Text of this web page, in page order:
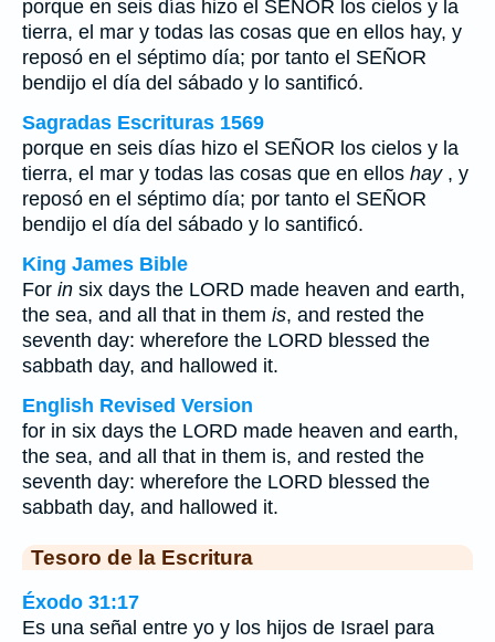
porque en seis días hizo el SEÑOR los cielos y la
tierra, el mar y todas las cosas que en ellos hay, y
reposó en el séptimo día; por tanto el SEÑOR
bendijo el día del sábado y lo santificó.
Sagradas Escrituras 1569
porque en seis días hizo el SEÑOR los cielos y la
tierra, el mar y todas las cosas que en ellos hay, y
reposó en el séptimo día; por tanto el SEÑOR
bendijo el día del sábado y lo santificó.
King James Bible
For in six days the LORD made heaven and earth,
the sea, and all that in them is, and rested the
seventh day: wherefore the LORD blessed the
sabbath day, and hallowed it.
English Revised Version
for in six days the LORD made heaven and earth,
the sea, and all that in them is, and rested the
seventh day: wherefore the LORD blessed the
sabbath day, and hallowed it.
Tesoro de la Escritura
Éxodo 31:17
Es una señal entre yo y los hijos de Israel para